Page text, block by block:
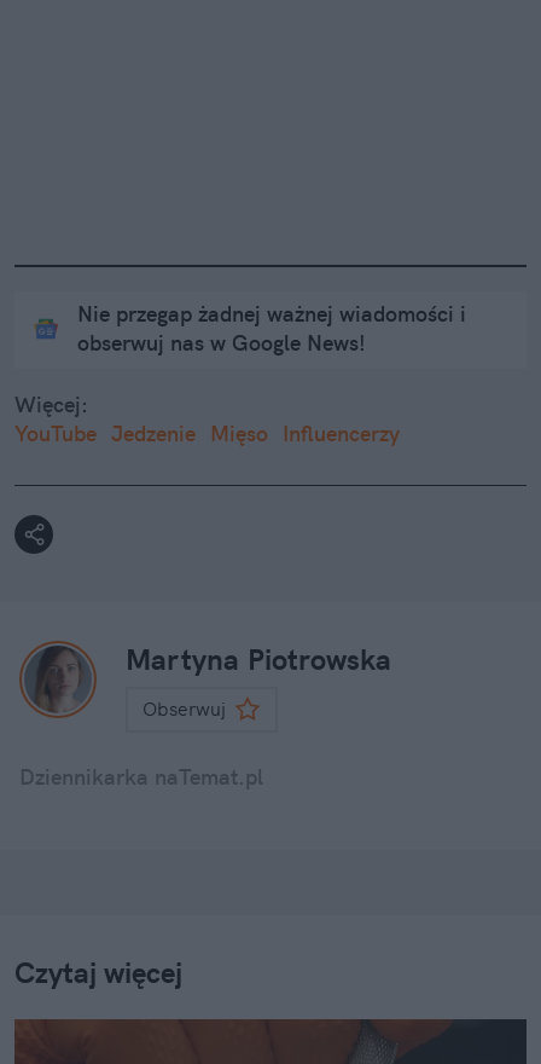
Nie przegap żadnej ważnej wiadomości i
obserwuj nas w Google News!
Więcej:
YouTube Jedzenie Mięso Influencerzy
Martyna Piotrowska
Obserwuj
Dziennikarka naTemat.pl
Czytaj więcej